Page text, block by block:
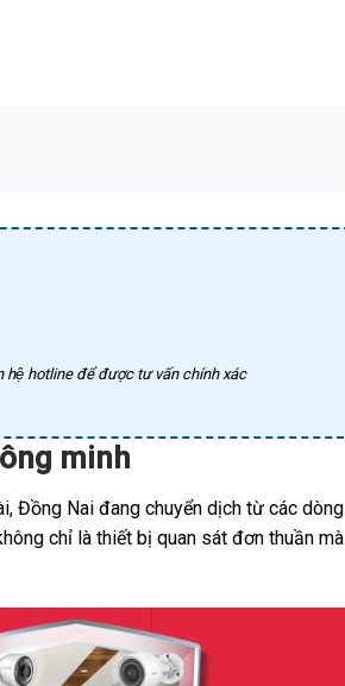
hệ hotline để được tư vấn chính xác
minh
Đồng Nai đang chuyển dịch từ các dòng
chỉ là thiết bị quan sát đơn thuần mà